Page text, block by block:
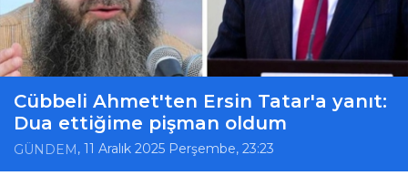
Cübbeli Ahmet'ten Ersin Tatar'a yanıt:
Dua ettiğime pişman oldum
GÜNDEM, 11 Aralık 2025 Perşembe, 23:23